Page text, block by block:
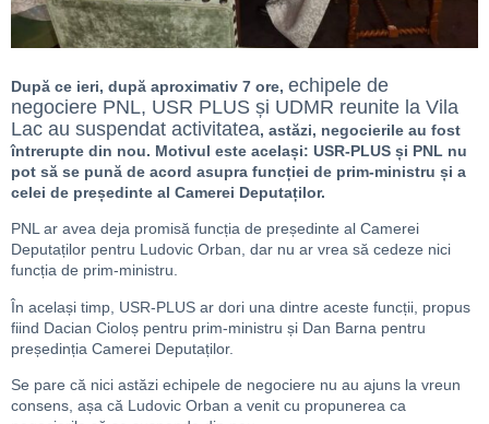
După ce ieri, după aproximativ 7 ore, echipele de
negociere PNL, USR PLUS și UDMR reunite la Vila
Lac au suspendat activitatea, astăzi, negocierile au fost
întrerupte din nou. Motivul este același: USR-PLUS și PNL nu
pot să se pună de acord asupra funcției de prim-ministru și a
celei de președinte al Camerei Deputaților.
PNL ar avea deja promisă funcția de președinte al Camerei
Deputaților pentru Ludovic Orban, dar nu ar vrea să cedeze nici
funcția de prim-ministru.
În același timp, USR-PLUS ar dori una dintre aceste funcții, propus
fiind Dacian Cioloș pentru prim-ministru și Dan Barna pentru
președinția Camerei Deputaților.
Se pare că nici astăzi echipele de negociere nu au ajuns la vreun
consens, așa că Ludovic Orban a venit cu propunerea ca